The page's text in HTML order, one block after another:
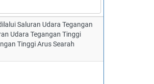
Saluran Udara Tegangan
Udara Tegangan Tinggi
Tinggi Arus Searah